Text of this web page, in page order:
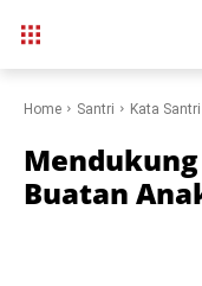
Home Santri Kata Santri
Mendukung
Buatan